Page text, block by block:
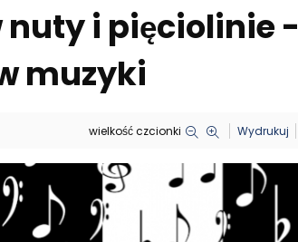
nuty i pięciolinie -
muzyki
wielkość czcionki Wydrukuj